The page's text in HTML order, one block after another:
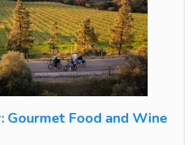
Gourmet Food and Wine